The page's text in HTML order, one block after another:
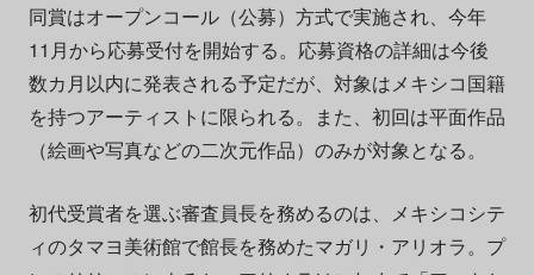
同賞はオープンコール（公募）方式で実施され、今年
11月から応募受付を開始する。応募資格の詳細は今後
数カ月以内に発表される予定だが、対象はメキシコ国籍
を持つアーティストに限られる。また、初回は平面作品
（絵画や写真などの二次元作品）のみが対象となる。
初代受賞者を選ぶ審査員長を務めるのは、メキシコシテ
ィのタマヨ美術館で館長を務めたマガリ・アリオラ。プ